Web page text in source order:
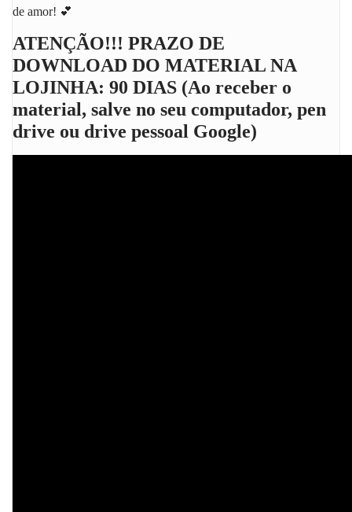
de amor! 💕
ATENÇÃO!!! PRAZO DE
DOWNLOAD DO MATERIAL NA
LOJINHA: 90 DIAS (Ao receber o
material, salve no seu computador, pen
drive ou drive pessoal Google)